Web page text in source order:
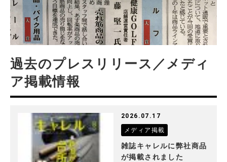
過去のプレスリリース／メディ
ア掲載情報
2026.07.17
メディア掲載
雑誌キャレルに弊社商品
が掲載されました